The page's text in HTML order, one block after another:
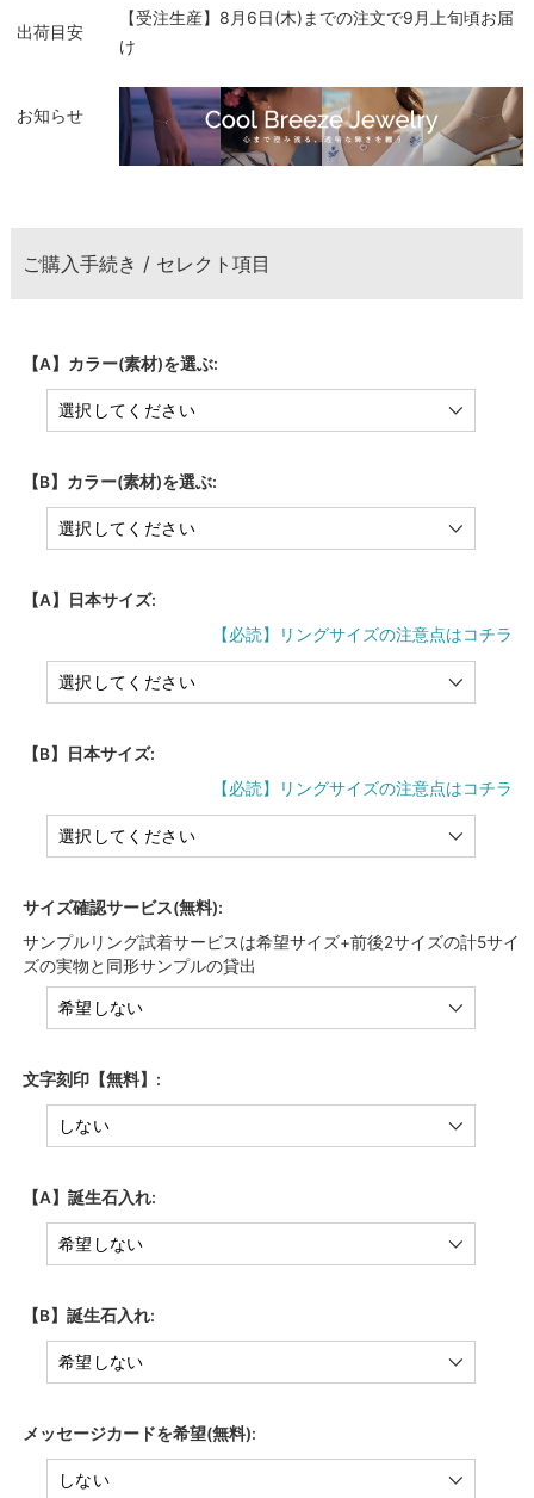
出荷目安
【受注生産】8月6日(木)までの注文で9月上旬頃お届
け
お知らせ
ご購入手続き / セレクト項目
【A】カラー(素材)を選ぶ:
【B】カラー(素材)を選ぶ:
【A】日本サイズ:
【必読】リングサイズの注意点はコチラ
【B】日本サイズ:
【必読】リングサイズの注意点はコチラ
サイズ確認サービス(無料):
サンプルリング試着サービスは希望サイズ+前後2サイズの計5サイ
ズの実物と同形サンプルの貸出
文字刻印【無料】:
【A】誕生石入れ:
【B】誕生石入れ:
メッセージカードを希望(無料):